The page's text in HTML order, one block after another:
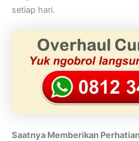
setiap hari.
Saatnya Memberikan